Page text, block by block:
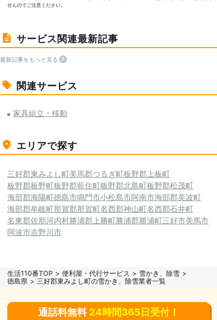
せんのでご注意ください。
サービス関連最新記事
最新記事をもっと見る
関連サービス
家具組立・移動
エリアで探す
三好郡東みよし町美馬郡つるぎ町板野郡上板町
板野郡板野町板野郡藍住町板野郡北島町板野郡松茂町
海部郡海陽町徳島市鳴門市小松島市阿南市海部郡美波町
海部郡牟岐町那賀郡那賀町名西郡神山町名西郡石井町
名東郡佐那河内村勝浦郡上勝町勝浦郡勝浦町三好市美馬市
阿波市吉野川市
生活110番TOP 便利屋・代行サービス
雪かき、除雪
徳島県
三好郡東みよし町の雪かき、除雪業者一覧
通話料無料 24時間365日受付！